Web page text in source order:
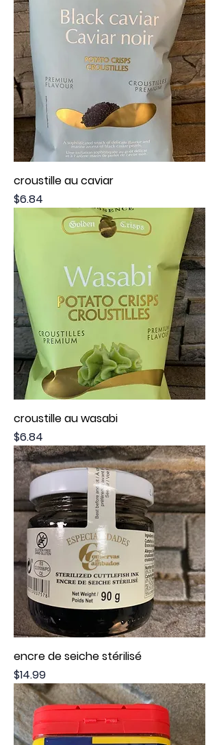
croustille au caviar
Price
$6.84
croustille au wasabi
Price
$6.84
encre de seiche stérilisé
Price
$14.99